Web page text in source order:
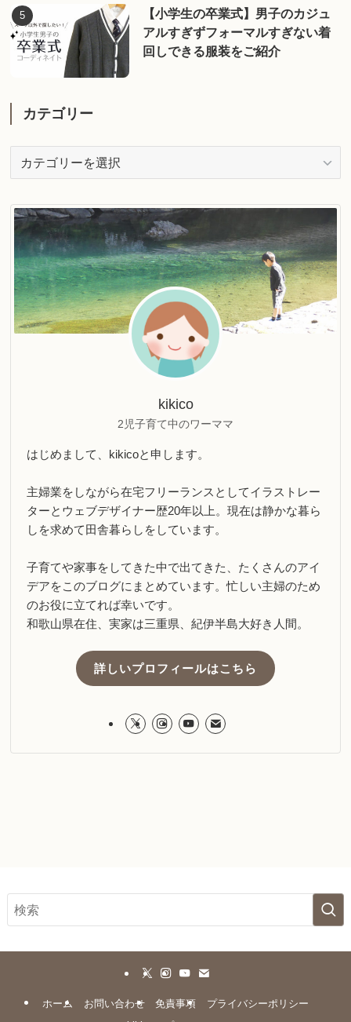
【小学生の卒業式】男子のカジュ
アルすぎずフォーマルすぎない着
回しできる服装をご紹介
カテゴリー
リ
ー
kikico
2児子育て中のワーママ
はじめまして、kikicoと申します。
主婦業をしながら在宅フリーランスとしてイラストレー
ターとウェブデザイナー歴20年以上。現在は静かな暮ら
しを求めて田舎暮らしをしています。
子育てや家事をしてきた中で出てきた、たくさんのアイ
デアをこのブログにまとめています。忙しい主婦のため
のお役に立てれば幸いです。
和歌山県在住、実家は三重県、紀伊半島大好き人間。
詳しいプロフィールはこちら
ホーム お問い合わせ 免責事項
プライバシーポリシー